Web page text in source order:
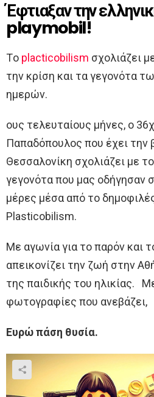
Έφτιαξαν την
playmobil!
Τo placticobilism σχολιάζει
την κρίση και τα γεγονότα
ημερών.
ους τελευταίους μήνες, ο
Παπαδόπουλος που έχει την
Θεσσαλονίκη σχολιάζει με
γεγονότα που μας οδήγησαν
μέρες μέσα από το
Plasticobilism.
Με αγωνία για το παρόν και
απεικονίζει την ζωή στην
της παιδικής του ηλικίας.
φωτογραφίες που ανεβάζει,
Ευρώ πάση θυσία.